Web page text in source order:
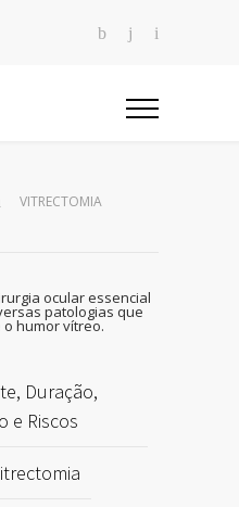
VITRECTOMIA
Duração,
e Riscos